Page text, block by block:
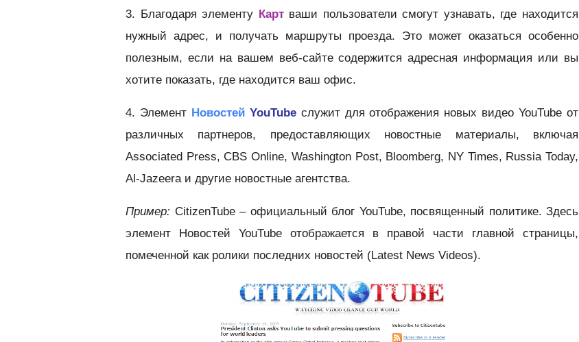
3. Благодаря элементу Картваши пользователи смогут узнавать, где находится
нужный адрес, и получать маршруты проезда. Это может оказаться особенно
полезным, если на вашем веб-сайте содержится адресная информация или вы
хотите показать, где находится ваш офис.
4. Элемент НовостейYouTube служит для отображения новых видео YouTube от
различных партнеров, предоставляющих новостные материалы, включая
Associated Press, CBS Online, Washington Post, Bloomberg, NY Times, Russia Today,
Al-Jazeera и другие новостные агентства.
Пример: CitizenTube – официальный блог YouTube, посвященный политике. Здесь
элемент Новостей YouTube отображается в правой части главной страницы,
помеченной как ролики последних новостей (Latest News Videos).